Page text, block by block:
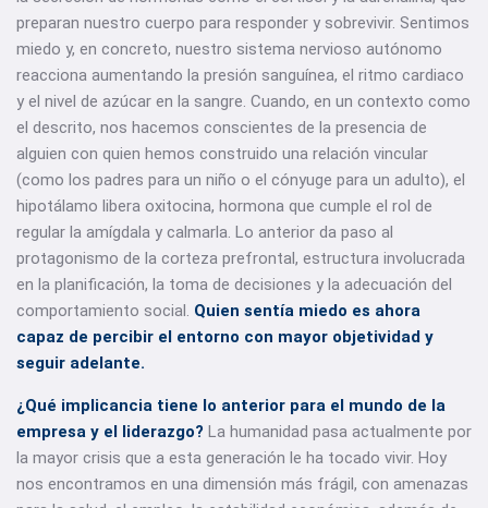
preparan nuestro cuerpo para responder y sobrevivir. Sentimos
miedo y, en concreto, nuestro sistema nervioso autónomo
reacciona aumentando la presión sanguínea, el ritmo cardiaco
y el nivel de azúcar en la sangre. Cuando, en un contexto como
el descrito, nos hacemos conscientes de la presencia de
alguien con quien hemos construido una relación vincular
(como los padres para un niño o el cónyuge para un adulto), el
hipotálamo libera oxitocina, hormona que cumple el rol de
regular la amígdala y calmarla. Lo anterior da paso al
protagonismo de la corteza prefrontal, estructura involucrada
en la planificación, la toma de decisiones y la adecuación del
comportamiento social. Quien sentía miedo es ahora
capaz de percibir el entorno con mayor objetividad y
seguir adelante.
¿Qué implicancia tiene lo anterior para el mundo de la
empresa y el liderazgo? La humanidad pasa actualmente por
la mayor crisis que a esta generación le ha tocado vivir. Hoy
nos encontramos en una dimensión más frágil, con amenazas